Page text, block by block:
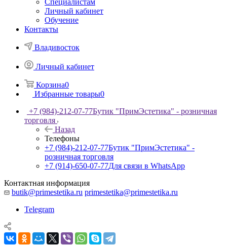
Специалистам
Личный кабинет
Обучение
Контакты
Владивосток
Личный кабинет
Корзина0
Избранные товары0
+7 (984)-212-07-77Бутик "ПримЭстетика" - розничная
торговля
Назад
Телефоны
+7 (984)-212-07-77Бутик "ПримЭстетика" -
розничная торговля
+7 (914)-650-07-77Для связи в WhatsApp
Контактная информация
butik@primestetika.ru primestetika@primestetika.ru
Telegram